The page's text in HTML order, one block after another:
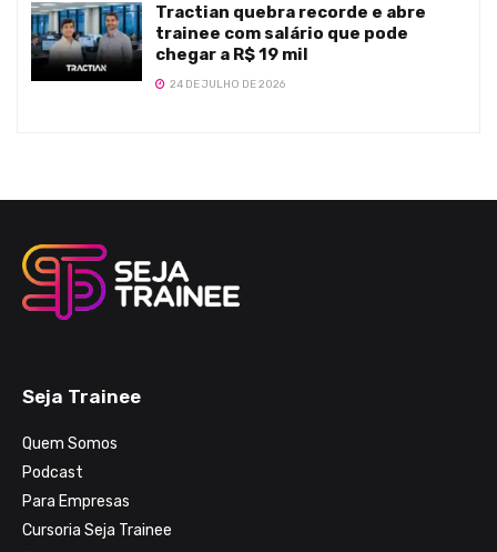
Tractian quebra recorde e abre
trainee com salário que pode
chegar a R$ 19 mil
24 DE JULHO DE 2026
Seja Trainee
Quem Somos
Podcast
Para Empresas
Cursoria Seja Trainee